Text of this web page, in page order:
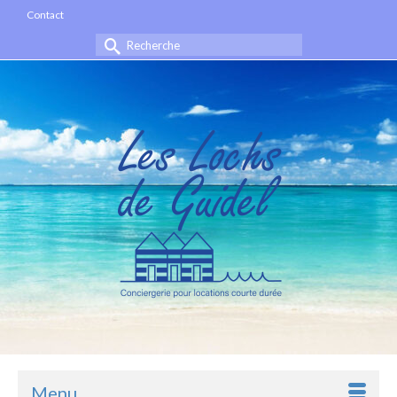
Contact
Rechercher :
Menu